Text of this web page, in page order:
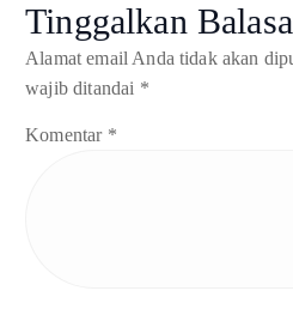
Tinggalkan
Alamat email Anda tidak akan
wajib ditandai *
Komentar *